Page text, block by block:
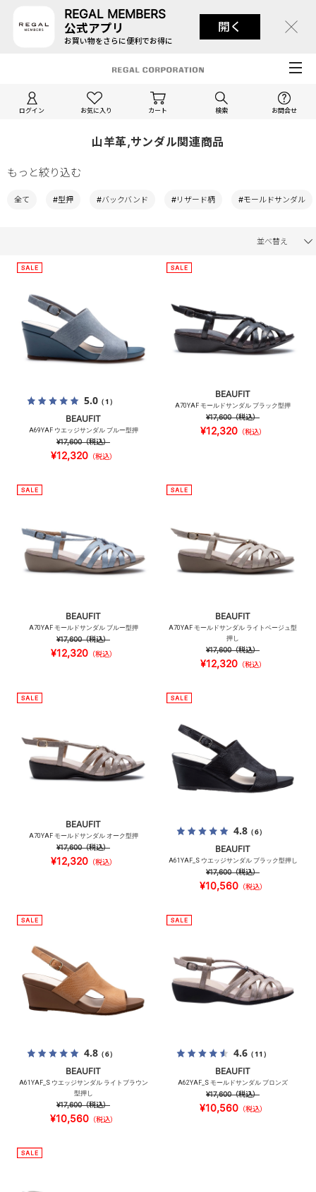
REGAL MEMBERS
公式アプリ
お買い物をさらに便利でお得に
開く
ログイン お気に入り カート 検索 お問合せ
山羊革,サンダル関連商品
もっと絞り込む
全て #型押 #バックバンド #リザード柄 #モールドサンダル
並べ替え
5.0（1）
BEAUFIT
A69YAF ウエッジサンダル ブルー型押
¥17,600（税込）
¥12,320（税込）
BEAUFIT
A70YAF モールドサンダル ブラック型押
¥17,600（税込）
¥12,320（税込）
BEAUFIT
A70YAF モールドサンダル ブルー型押
¥17,600（税込）
¥12,320（税込）
BEAUFIT
A70YAF モールドサンダル ライトベージュ型
押し
¥17,600（税込）
¥12,320（税込）
BEAUFIT
A70YAF モールドサンダル オーク型押
¥17,600（税込）
¥12,320（税込）
4.8（6）
BEAUFIT
A61YAF_S ウエッジサンダル ブラック型押し
¥17,600（税込）
¥10,560（税込）
4.8（6）
BEAUFIT
A61YAF_S ウエッジサンダル ライトブラウン
型押し
¥17,600（税込）
¥10,560（税込）
4.6（11）
BEAUFIT
A62YAF_S モールドサンダル ブロンズ
¥17,600（税込）
¥10,560（税込）